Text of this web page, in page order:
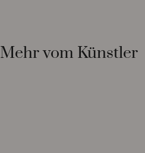
Mehr vom Künstler